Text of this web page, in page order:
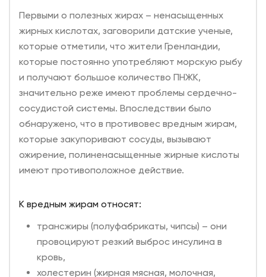
Первыми о полезных жирах – ненасыщенных
жирных кислотах, заговорили датские ученые,
которые отметили, что жители Гренландии,
которые постоянно употребляют морскую рыбу
и получают большое количество ПНЖК,
значительно реже имеют проблемы сердечно-
сосудистой системы. Впоследствии было
обнаружено, что в противовес вредным жирам,
которые закупоривают сосуды, вызывают
ожирение, полиненасыщенные жирные кислоты
имеют противоположное действие.
К вредным жирам относят:
трансжиры (полуфабрикаты, чипсы) – они
провоцируют резкий выброс инсулина в
кровь,
холестерин (жирная мясная, молочная,